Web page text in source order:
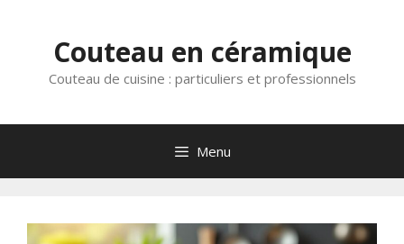
contenuCouteau en céramique
Couteau de cuisine : particuliers et professionnels
Menu